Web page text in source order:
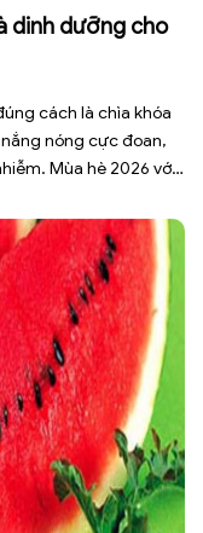
dinh dưỡng cho
cách là chìa khóa
nóng cực đoan,
Mùa hè 2026 với